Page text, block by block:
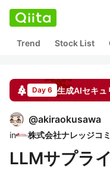
Trend Stock List
Day 6 生成AIセキュ
@akiraokusawa
in
LLMサプラ